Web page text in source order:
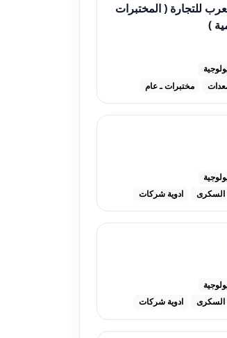
للتجارة ( المختبرات
)
مختبرات ـ عام
السكرى
ادوية شركات
السكرى
ادوية شركات